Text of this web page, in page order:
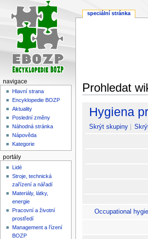
Prohledat
Skočit
navigaci
Skočit
vyhledávání
Hygiena
Skrýt skupiny
Occupational
speciální stránka
navigace
Hlavní strana
Encyklopedie BOZP
Aktuality
Poslední změny
Náhodná stránka
Nápověda
Kategorie
portály
Lidé
Stroje, technická
zařízení a nářadí
Materiály, látky,
energie
Pracovní a životní
prostředí
Management a řízení
BOZP